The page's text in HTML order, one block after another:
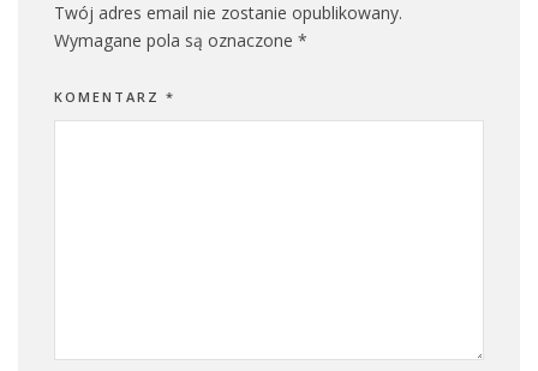
Twój adres email nie zostanie opublikowany.
Wymagane pola są oznaczone *
KOMENTARZ *